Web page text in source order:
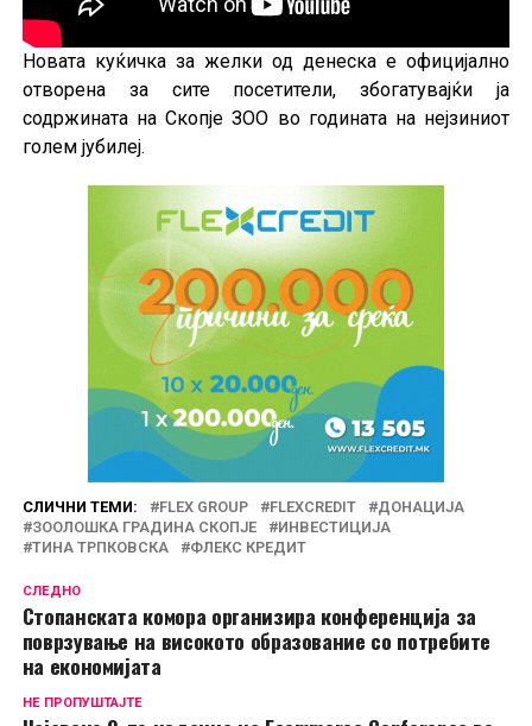
Новата куќичка за желки од денеска е официјално
отворена за сите посетители, збогатувајќи ја
содржината на Скопје ЗОО во годината на нејзиниот
голем јубилеј.
СЛИЧНИ ТЕМИ: FLEX GROUP FLEXCREDIT
ДОНАЦИЈА
ЗООЛОШКА ГРАДИНА СКОПЈЕ
ИНВЕСТИЦИЈА
ТИНА ТРПКОВСКА
ФЛЕКС КРЕДИТ
СЛЕДНО
Стопанската комора организира конференција за
поврзување на високото образование со потребите
на економијата
НЕ ПРОПУШТАЈТЕ